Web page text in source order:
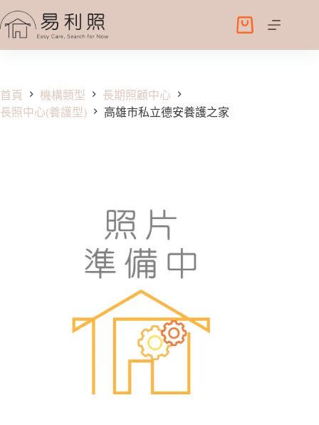
至
容
購
物
首頁 機構類型
長期照顧中心
長照中心(養護型)
高雄市私立德安養護之家